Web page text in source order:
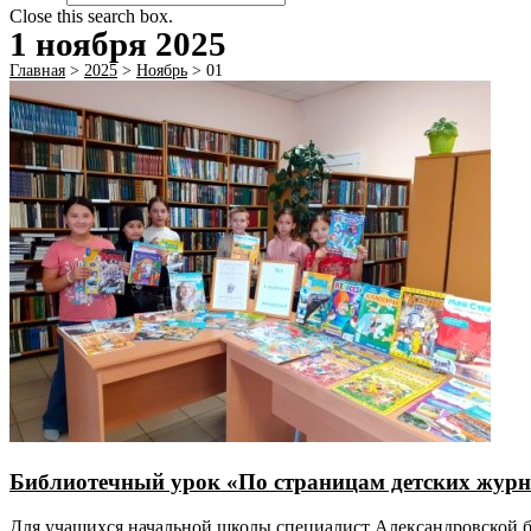
Close this search box.
1 ноября 2025
Главная > 2025 > Ноябрь > 01
Библиотечный урок «По страницам детских